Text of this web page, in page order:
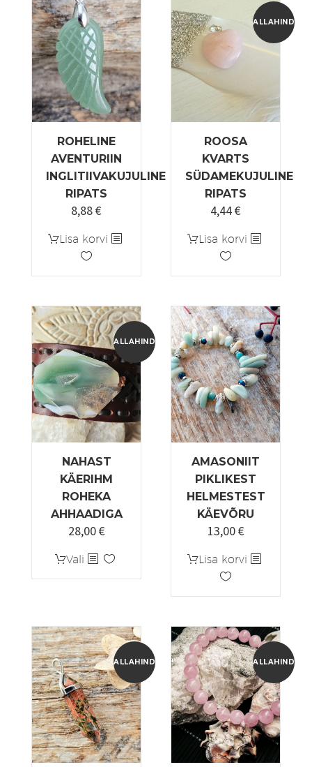
ROHELINE
AVENTURIIN
INGLITIIVAKUJULINE
RIPATS
8,88€
Lisa korvi
ALLAHINDLUS!
ROOSA
KVARTS
SÜDAMEKUJULINE
RIPATS
Algne
oli:
5,55 €.
4,44€Praegune
on:
Lisa korvi
ALLAHINDLUS!
NAHAST
KÄERIHM
ROHEKA
AHHAADIGA
Algne
oli:
35,00 €.
28,00€Praegune
on:
28,00 €.
Vali Sellel
tootel
varianti.
Valikuid
saab
teha
tootelehel.
AMASONIIT
PIKLIKEST
HELMESTEST
KÄEVÕRU
13,00€
Lisa korvi
ALLAHINDLUS! ALLAHINDLUS!